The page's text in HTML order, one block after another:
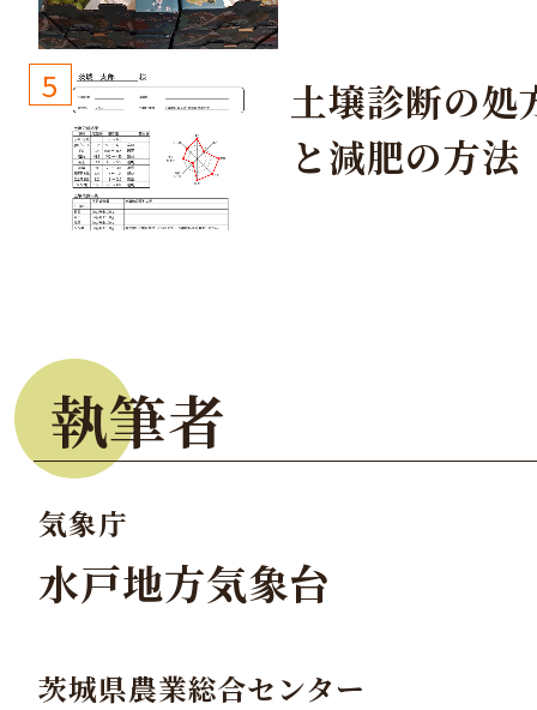
しょう！
5
土壌診断の処
と減肥の方法
執筆者
気象庁
水戸地方気象台
茨城県農業総合センター